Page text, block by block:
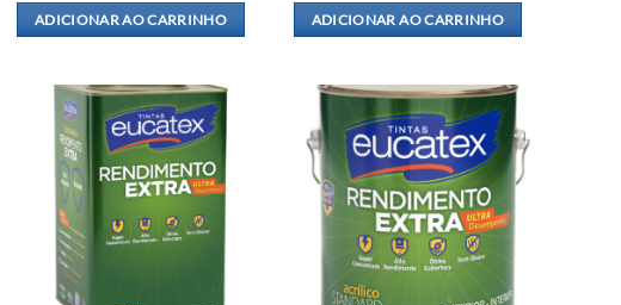
ADICIONAR AO CARRINHO ADICIONAR AO CARRINHO